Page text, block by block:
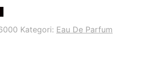
Kategori: Eau De Parfum